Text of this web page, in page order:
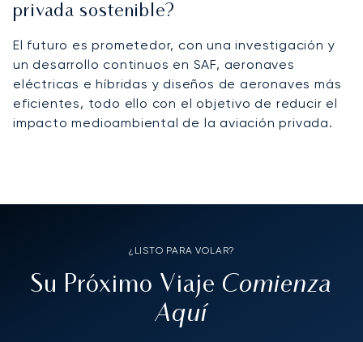
privada sostenible?
El futuro es prometedor, con una investigación y
un desarrollo continuos en SAF, aeronaves
eléctricas e híbridas y diseños de aeronaves más
eficientes, todo ello con el objetivo de reducir el
impacto medioambiental de la aviación privada.
¿LISTO PARA VOLAR?
Su Próximo Viaje Comienza
Aquí